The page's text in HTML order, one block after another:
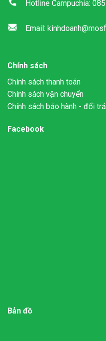
Hotline Campuchia:
Email:
Chính sách
Chính sách thanh toán
Chính sách vận chuyển
Chính sách bảo hành - đổi
Facebook
Bản đồ